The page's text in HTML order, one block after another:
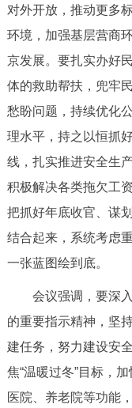
对外开放，推动更多
环境，加强基层营商
京发展。要扎实办好
体的救助帮扶，兜牢
愁盼问题，持续优化
理水平，持之以恒抓
线，扎实推进安全生
积极解决各类拖欠工
把抓好年底收官、谋
结合起来，系统考虑
一张蓝图绘到底。
会议强调，要深入
的重要指示精神，坚
建任务，努力建设安
焦“温暖过冬”目标，
医院、养老院等功能